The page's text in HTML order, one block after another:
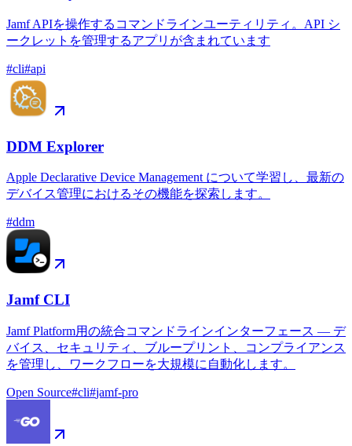
Jamf APIを操作するコマンドラインユーティリティ。API シ
ークレットを管理するアプリが含まれています
#cli#api
DDM Explorer
Apple Declarative Device Management について学習し、最新の
デバイス管理におけるその機能を探索します。
#ddm
Jamf CLI
Jamf Platform用の統合コマンドラインインターフェース — デ
バイス、セキュリティ、ブループリント、コンプライアンス
を管理し、ワークフローを大規模に自動化します。
Open Source#cli#jamf-pro